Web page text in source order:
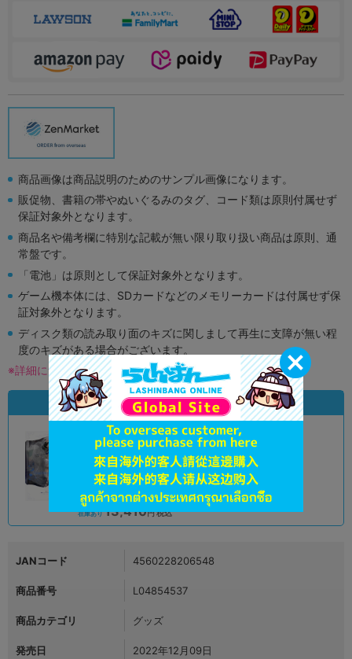
商品画像は商品説明のためのサンプル画像になります。
販促物、書籍の帯やぬいぐるみのタグ、コード類は原則付属せず
保証対象外となります。
商品名や備考欄に特別な記載が無い限り取り扱い商品は原則、通
常盤です。
「電池」は原則として保証対象外となります。
ゲーム機本体には、SDカードなどのメモリーカードは付属せず保
証対象外となります。
ディスク類の読み取り面のキズに関しまして再生に支障が無い程
度のキズがある場合がございます。
※詳細につきましてはコチラ
状態違いの同一商品
状態 :A
大阪日本橋店
在庫あり 13,410円 税込
JANコード 4560228206548
商品番号 L04854537
商品カテゴリ グッズ
発売日 2022年12月09日